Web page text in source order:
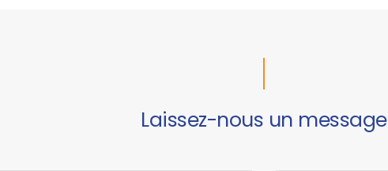
Laissez-nous un message